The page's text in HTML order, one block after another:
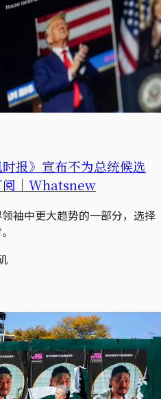
报》宣布不为总统候选
阅｜Whatsnew
袖中更大趋势的一部分，选择